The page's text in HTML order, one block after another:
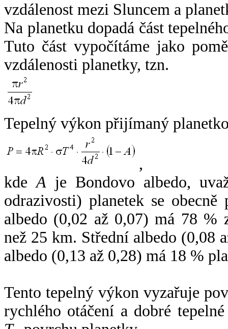
vzdálenost mezi Sluncem a
Na planetku dopadá část
Tuto část vypočítáme jako
vzdálenosti planetky, tzn.
Tepelný výkon přijímaný
,
kdeA je Bondovo albedo,
odrazivosti) planetek se
albedo (0,02 až 0,07) má 78 %
než 25 km. Střední albedo (0,08
albedo (0,13 až 0,28) má 18 %
Tento tepelný výkon vyzařuje
rychlého otáčení a dobré